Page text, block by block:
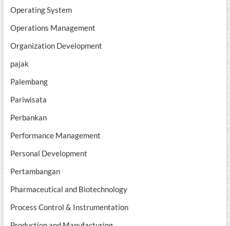
Operating System
Operations Management
Organization Development
pajak
Palembang
Pariwisata
Perbankan
Performance Management
Personal Development
Pertambangan
Pharmaceutical and Biotechnology
Process Control & Instrumentation